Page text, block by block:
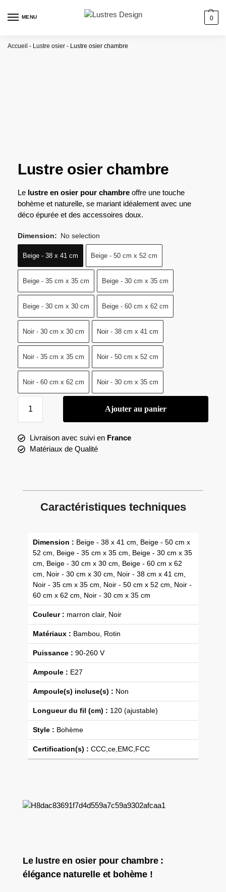
MENU 0
Accueil - Lustre osier - Lustre osier chambre
Lustre osier chambre
Le lustre en osier pour chambre offre une touche
bohème et naturelle, se mariant idéalement avec une
déco épurée et des accessoires doux.
Dimension: No selection
Beige - 38 x 41 cm Beige - 50 cm x 52 cm
Beige - 35 cm x 35 cm Beige - 30 cm x 35 cm
Beige - 30 cm x 30 cm Beige - 60 cm x 62 cm
Noir - 30 cm x 30 cm Noir - 38 cm x 41 cm
Noir - 35 cm x 35 cm Noir - 50 cm x 52 cm
Noir - 60 cm x 62 cm Noir - 30 cm x 35 cm
Ajouter au panier
Livraison avec suivi en France
Matériaux de Qualité
Caractéristiques techniques
Dimension : Beige - 38 x 41 cm, Beige - 50 cm x
52 cm, Beige - 35 cm x 35 cm, Beige - 30 cm x 35
cm, Beige - 30 cm x 30 cm, Beige - 60 cm x 62
cm, Noir - 30 cm x 30 cm, Noir - 38 cm x 41 cm,
Noir - 35 cm x 35 cm, Noir - 50 cm x 52 cm, Noir -
60 cm x 62 cm, Noir - 30 cm x 35 cm
Couleur : marron clair, Noir
Matériaux : Bambou, Rotin
Puissance : 90-260 V
Ampoule : E27
Ampoule(s) incluse(s) : Non
Longueur du fil (cm) : 120 (ajustable)
Style : Bohème
Certification(s) : CCC,ce,EMC,FCC
Le lustre en osier pour chambre :
élégance naturelle et bohème !